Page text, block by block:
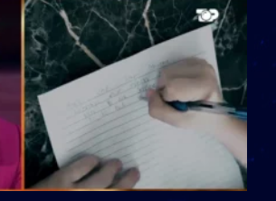
e mëngjesit kur…